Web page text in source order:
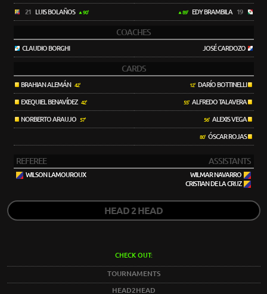
21 LUIS BOLAÑOS 90' 89' EDY BRAMBILA 19
COACHES
CLAUDIO BORGHI JOSÉ CARDOZO
CARDS
BRAHIAN ALEMÁN 42'
EXEQUIEL BENAVÍDEZ 42'
NORBERTO ARAUJO 57'
12'DARÍO BOTTINELLI
55'ALFREDO TALAVERA
56'ALEXIS VEGA
80'ÓSCAR ROJAS
REFEREE ASSISTANTS
WILSON LAMOUROUX
WILMAR NAVARRO
CRISTIAN DE LA CRUZ
HEAD 2 HEAD
CHECK OUT:
TOURNAMENTS
HEAD2HEAD